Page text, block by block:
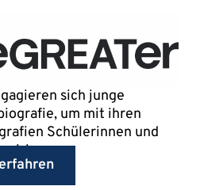
sich junge
um mit ihren
Schülerinnen und